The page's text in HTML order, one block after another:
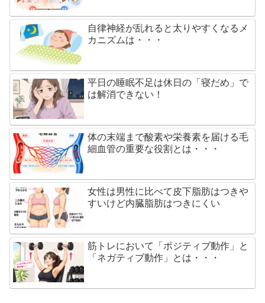
自律神経が乱れると太りやすくなるメ
カニズムは・・・
平日の睡眠不足は休日の「寝だめ」で
は解消できない！
体の末端まで酸素や栄養素を届ける毛
細血管の重要な役割とは・・・
女性は男性に比べて皮下脂肪はつきや
すいけど内臓脂肪はつきにくい
筋トレにおいて「ポジティブ動作」と
「ネガティブ動作」とは・・・